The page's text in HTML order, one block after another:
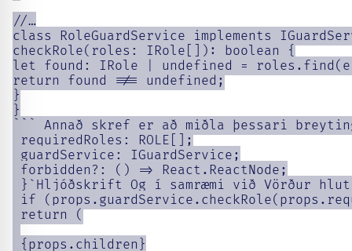
//…
class RoleGuardService implements
checkRole(roles: IRole[]): boolean {
let found: IRole | undefined = roles.find(e
return found !== undefined;
}
}
``` Annað skref er að miðla þessari
requiredRoles: ROLE[];
guardService: IGuardService;
forbidden?: () => React.ReactNode;
}`Hljóðskrift Og í samræmi við Vörður
if
return (
{props.children}